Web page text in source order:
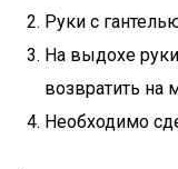
Руки с
На выдохе
возвратить на
Необходимо